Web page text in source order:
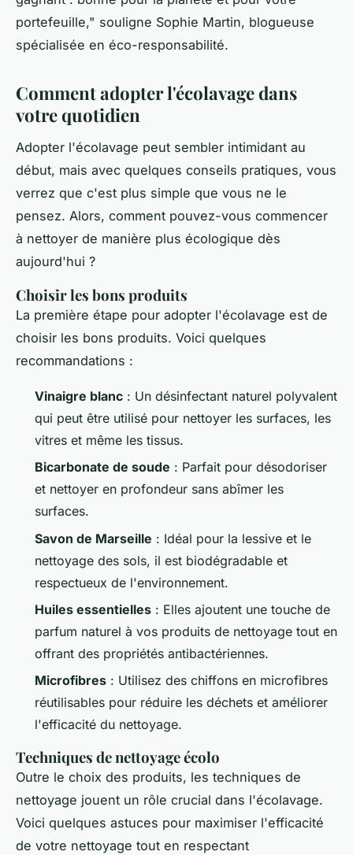
portefeuille," souligne Sophie Martin, blogueuse
spécialisée en éco-responsabilité.
Comment adopter l'écolavage dans
votre quotidien
Adopter l'écolavage peut sembler intimidant au
début, mais avec quelques conseils pratiques, vous
verrez que c'est plus simple que vous ne le
pensez. Alors, comment pouvez-vous commencer
à nettoyer de manière plus écologique dès
aujourd'hui ?
Choisir les bons produits
La première étape pour adopter l'écolavage est de
choisir les bons produits. Voici quelques
recommandations :
Vinaigre blanc : Un désinfectant naturel polyvalent
qui peut être utilisé pour nettoyer les surfaces, les
vitres et même les tissus.
Bicarbonate de soude : Parfait pour désodoriser
et nettoyer en profondeur sans abîmer les
surfaces.
Savon de Marseille : Idéal pour la lessive et le
nettoyage des sols, il est biodégradable et
respectueux de l'environnement.
Huiles essentielles : Elles ajoutent une touche de
parfum naturel à vos produits de nettoyage tout en
offrant des propriétés antibactériennes.
Microfibres : Utilisez des chiffons en microfibres
réutilisables pour réduire les déchets et améliorer
l'efficacité du nettoyage.
Techniques de nettoyage écolo
Outre le choix des produits, les techniques de
nettoyage jouent un rôle crucial dans l'écolavage.
Voici quelques astuces pour maximiser l'efficacité
de votre nettoyage tout en respectant